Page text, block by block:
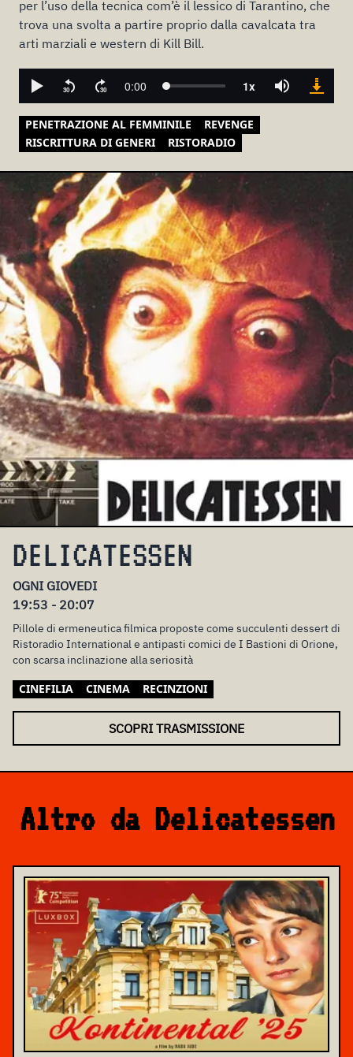
per l’uso della tecnica com’è il lessico di Tarantino, che
trova una svolta a partire proprio dalla cavalcata tra
arti marziali e western di Kill Bill.
PENETRAZIONE AL FEMMINILE
REVENGE
RISCRITTURA DI GENERI
RISTORADIO
DELICATESSEN
OGNI GIOVEDI
19:53 - 20:07
Pillole di ermeneutica filmica proposte come succulenti dessert di
Ristoradio International e antipasti comici de I Bastioni di Orione,
con scarsa inclinazione alla seriosità
CINEFILIA CINEMA RECINZIONI
SCOPRI TRASMISSIONE
Altro da Delicatessen